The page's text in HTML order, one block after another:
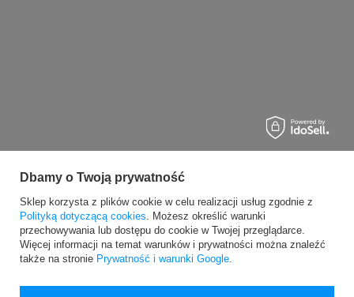
Dbamy o Twoją prywatność
Sklep korzysta z plików cookie w celu realizacji usług zgodnie z
Polityką dotyczącą cookies. Możesz określić warunki
przechowywania lub dostępu do cookie w Twojej przeglądarce.
Więcej informacji na temat warunków i prywatności można znaleźć
także na stronie Prywatność i warunki Google.